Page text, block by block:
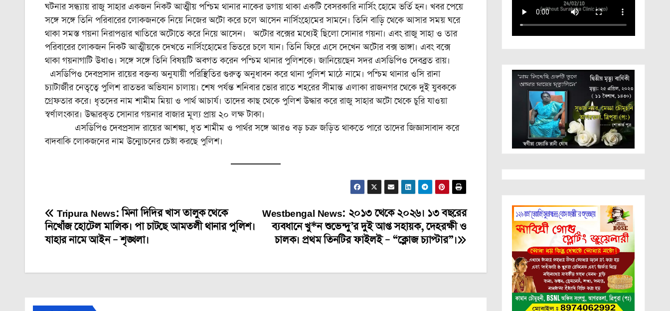
ঘটনার সন্ধ্যায় রাজু সাহার একজন নিকট আত্মীয় পশ্চিম থানার নাকের ডগায় থাকা একটি বেসরকারি নার্সিং হোমে ভর্তি হন। খবর পেয়ে
সঙ্গে সঙ্গে তিনি পরিবারের লোকজনকে নিয়ে নিজের অটো করে চলে আসেন নার্সিংহোমের সামনে। তিনি বাড়ি থেকে আসার সময় ঘরে
থাকা সমস্ত গয়না নিরাপত্তার খাতিরে অটোতে করে নিয়ে আসেন। অটোর বক্সের মধ্যেই ছিলো সোনার গয়না। এবং রাজু সাহা ও তার
পরিবারের লোকজন নিকট আত্মীয়কে দেখতে নার্সিংহোমের ভিতরে চলে যান। তিনি ফিরে এসে দেখেন অটোর বক্স ভাঙ্গা। এবং বক্সে
থাকা গয়নাগাটি উধাও। সঙ্গে সঙ্গে তিনি বিষয়টি অবগত করেন পশ্চিম থানার পুলিশকে। জানিয়েছেন সদর এসডিপিও দেবব্রত রায়।
এসডিপিও দেবপ্রসাদ রায়ের বক্তব্য অনুযায়ী পরিস্থিতির গুরুত্ব অনুধাবন করে থানা পুলিশ মাঠে নামে। পশ্চিম থানার ওসি রানা
চ্যাটার্জীর নেতৃত্বে পুলিশ রাতভর অভিযান চালায়। শেষ পর্যন্ত শনিবার ভোর রাতে শহরের সীমান্ত এলাকা রাজনগর থেকে দুই যুবককে
গ্রেফতার করে। ধৃতদের নাম শামীম মিয়া ও পার্থ আচার্য। তাদের কাছ থেকে পুলিশ উদ্ধার করে রাজু সাহার অটো থেকে চুরি যাওয়া
স্বর্ণালংকার। উদ্ধারকৃত সোনার গয়নার বাজার মূল্য প্রায় ২০ লক্ষ টাকা।
এসডিপিও দেবপ্রসাদ রায়ের আশঙ্কা, ধৃত শামীম ও পার্থর সঙ্গে আরও বড় চক্র জড়িত থাকতে পারে তাদের জিজ্ঞাসাবাদ করে
বাদবাকি লোকজনের নাম উন্মোচনের চেষ্টা করছে পুলিশ।
Post
navigation
Westbengal News: ২০১৩ থেকে ২০২৬। ১৩ বছরের
ব্যবধানে খু*ন শুভেন্দু’র দুই আপ্ত সহায়ক, দেহরক্ষী ও
চালক। প্রথম তিনটির ফাইলই – “ক্লোজ চ্যাপ্টার”।
Tripura News: মিনা দিদির খাস তালুক থেকে
নিখোঁজ হোটেল মালিক। পা চাটছে আমতলী থানার পুলিশ।
যাহার নামে আইন – শৃঙ্খলা।